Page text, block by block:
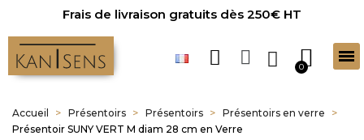
Frais de livraison gratuits dès 250€ HT
Accueil Présentoirs Présentoirs
Présentoirs en verre
Présentoir SUNY VERT M diam 28 cm en Verre